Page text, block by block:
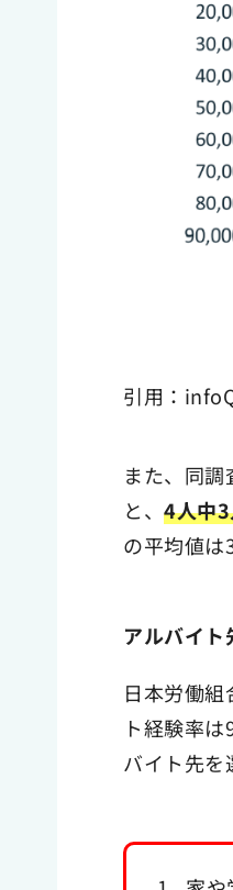
引用：
また、同
と、 4人中
の平均値は
アルバイト
日本労働組
ト経験率
バイト先を